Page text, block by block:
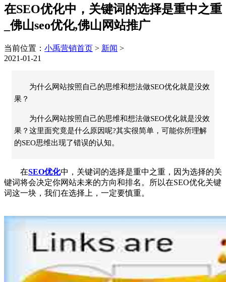
在SEO优化中，关键词的选择是重中之重
_佛山seo优化,佛山网站推广
当前位置： 小禹营销首页 > 新闻 >
2021-01-21
为什么网站按照自己的思维和想法做SEO优化就是没效
果？
为什么网站按照自己的思维和想法做SEO优化就是没效
果？这里面究竟是什么原因呢?其实很简单，可能你所理解
的SEO思维出现了错误的认知。
在SEO优化中，关键词的选择是重中之重，因为选择的关
键词将会决定你网站未来的方向和排名。所以在SEO优化关键
词这一块，我们在选择上，一定要慎重。